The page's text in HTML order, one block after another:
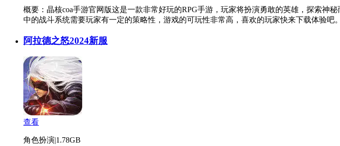
概要： 晶核coa手游官网版这是一款非常好玩的RPG手游，玩家将扮演勇敢的英雄，探索神
中的战斗系统需要玩家有一定的策略性，游戏的可玩性非常高，喜欢的玩家快来下载体验吧。
阿拉德之怒2024新服
查看
角色扮演|1.78GB